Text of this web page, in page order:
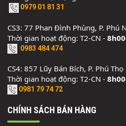
0979 01 81 31
CS3: 77 Phan Đình Phùng, P. Phú
Thời gian hoạt động: T2-CN -
0983 484 474
CS4: 857 Lũy Bán Bích, P. Phú
Thời gian hoạt động: T2-CN -
0981 79 74 72
CHÍNH SÁCH BÁN HÀNG